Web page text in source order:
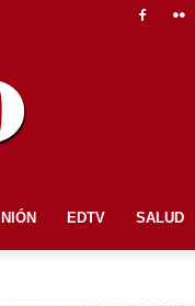
EDTV SALUD